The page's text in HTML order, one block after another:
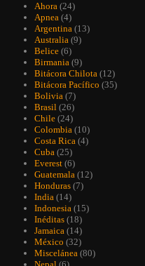
Ahora (24)
Apnea (4)
Argentina (13)
Australia (9)
Belice (6)
Birmania (9)
Bitácora Chilota (12)
Bitácora Pacífico (35)
Bolivia (7)
Brasil (26)
Chile (24)
Colombia (10)
Costa Rica (4)
Cuba (25)
Everest (6)
Guatemala (12)
Honduras (7)
India (14)
Indonesia (15)
Inéditas (18)
Jamaica (14)
México (32)
Miscelánea (80)